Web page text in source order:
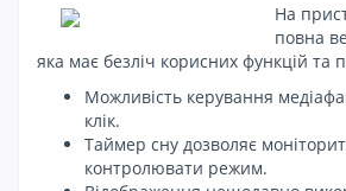
На
повна
яка має безліч корисних функцій та
Можливість керування
клік.
Таймер сну дозволяє
контролювати режим.